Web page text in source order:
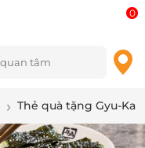
0
Thẻ quà tặng Gyu-